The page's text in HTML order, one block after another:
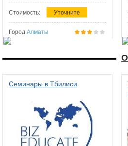
Стоимость: Уточните
Город Алматы
Семинары в Тбилиси